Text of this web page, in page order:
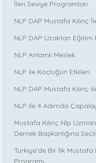
İleri Seviye Programları
NLP DAP Mustafa Kılınç
NLP DAP Uzaktan Eğitim
NLP Anlamlı Meslek
NLP ile Koçluğun Etkileri
NLP DAP Mustafa Kılınç
NLP ile 4 Adımda
Mustafa Kılınç Nlp
Dernek Başkanlığına
Türkiye’de Bir İlk Mustafa
Programı